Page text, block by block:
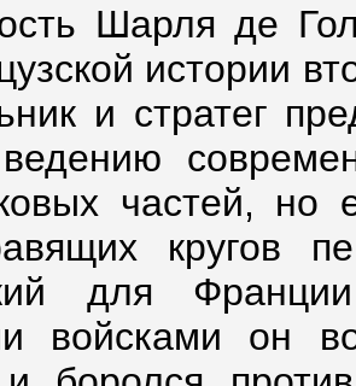
Шарля де
истории
и стратег
частей,
кругов
для
войсками он